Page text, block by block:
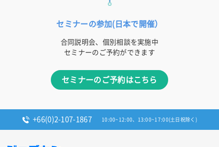
セミナーの参加(日本で開催）
合同説明会、個別相談を実施中
セミナーのご予約ができます
セミナーのご予約はこちら
+66(0)2-107-1867 10:00~12:00、13:00~17:00(土日祝除く)